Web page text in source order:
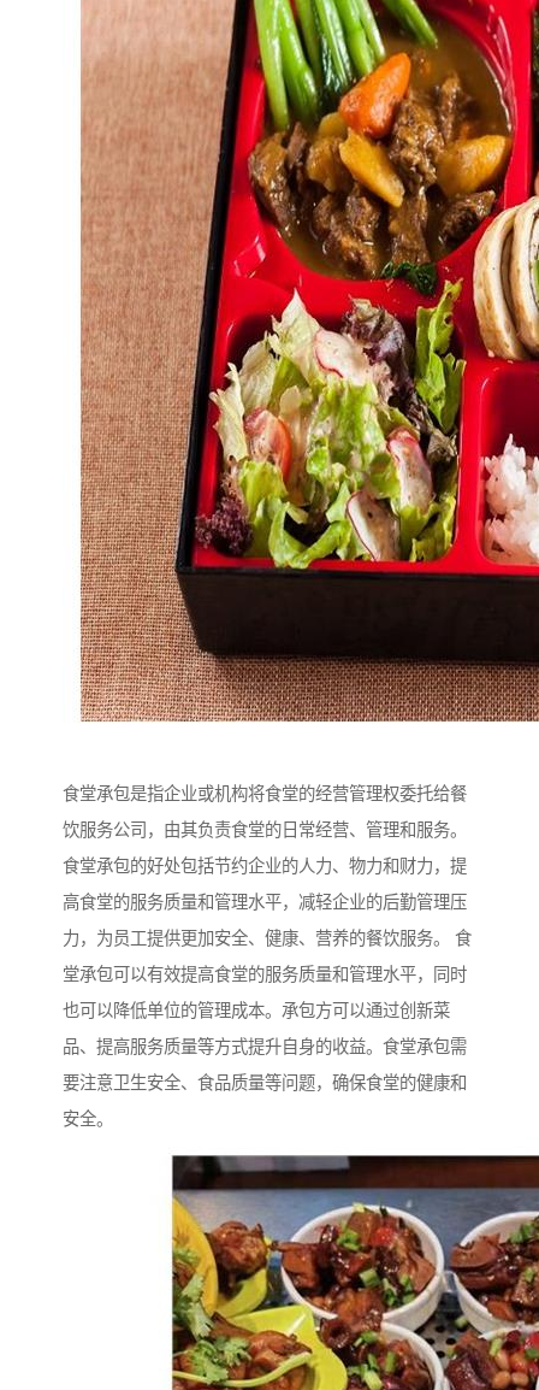
食堂承包是指企业或机构将食堂的经营管理权委托给餐
饮服务公司，由其负责食堂的日常经营、管理和服务。
食堂承包的好处包括节约企业的人力、物力和财力，提
高食堂的服务质量和管理水平，减轻企业的后勤管理压
力，为员工提供更加安全、健康、营养的餐饮服务。 食
堂承包可以有效提高食堂的服务质量和管理水平，同时
也可以降低单位的管理成本。承包方可以通过创新菜
品、提高服务质量等方式提升自身的收益。食堂承包需
要注意卫生安全、食品质量等问题，确保食堂的健康和
安全。